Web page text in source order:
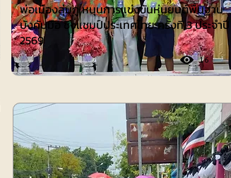
พ่อเมืองลุ่มภู หนุนการแข่งขันหุ่นยนต์พื้นฐาน
บังคับมือ ชิงแชมป์ประเทศไทย ครั้งที่ 3 ประจำปี
2569
16